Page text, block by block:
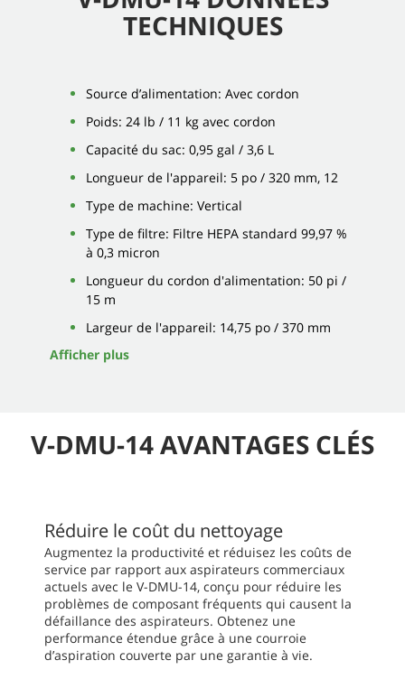
TECHNIQUES
Source d’alimentation: Avec cordon
Poids: 24 lb / 11 kg avec cordon
Capacité du sac: 0,95 gal / 3,6 L
Longueur de l'appareil: 5 po / 320 mm, 12
Type de machine: Vertical
Type de filtre: Filtre HEPA standard 99,97 %
à 0,3 micron
Longueur du cordon d'alimentation: 50 pi /
15 m
Largeur de l'appareil: 14,75 po / 370 mm
Afficher plus
V-DMU-14 AVANTAGES CLÉS
Réduire le coût du nettoyage
Augmentez la productivité et réduisez les coûts de
service par rapport aux aspirateurs commerciaux
actuels avec le V-DMU-14, conçu pour réduire les
problèmes de composant fréquents qui causent la
défaillance des aspirateurs. Obtenez une
performance étendue grâce à une courroie
d’aspiration couverte par une garantie à vie.